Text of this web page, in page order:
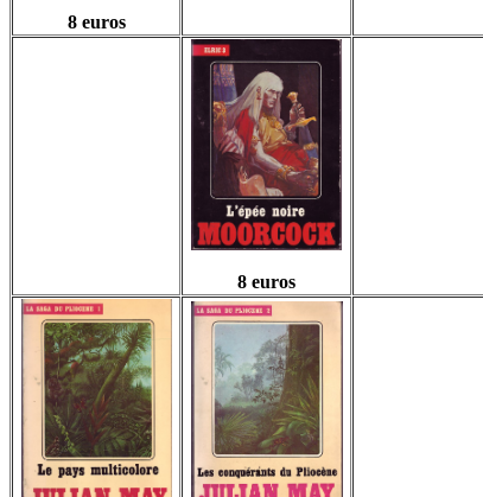
8 euros
8 euros